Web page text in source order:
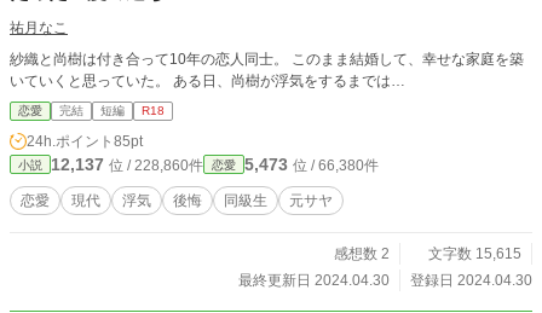
祐月なこ
紗織と尚樹は付き合って10年の恋人同士。 このまま結婚して、幸せな家庭を築
いていくと思っていた。 ある日、尚樹が浮気をするまでは…
恋愛 完結 短編 R18
24h.ポイント 85pt
小説 12,137 位 / 228,860件 恋愛 5,473 位 / 66,380件
恋愛 現代 浮気 後悔 同級生 元サヤ
感想数 2
文字数 15,615
最終更新日 2024.04.30
登録日 2024.04.30